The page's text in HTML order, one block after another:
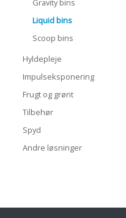
Gravity bins
Liquid bins
Scoop bins
Hyldepleje
Impulseksponering
Frugt og grønt
Tilbehør
Spyd
Andre løsninger